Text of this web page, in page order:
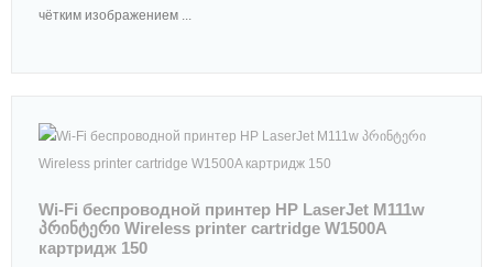
чётким изображением ...
Wi-Fi беспроводной принтер HP LaserJet M111w
პრინტერი Wireless printer cartridge W1500A
картридж 150